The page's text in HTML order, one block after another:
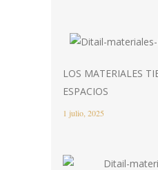
LOS MATERIALES
ESPACIOS
1 julio, 2025